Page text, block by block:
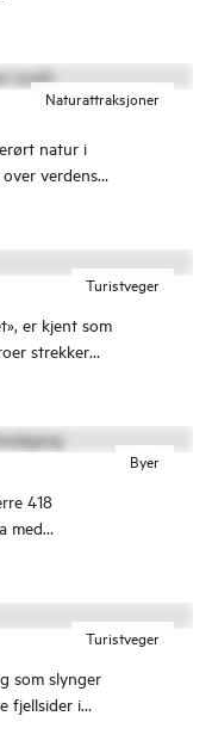
Naturattraksjoner
natur i
verdens
Turistveger
er kjent som
strekker
Byer
418
med
har
i verda.Turistveger
som slynger
fjellsider i